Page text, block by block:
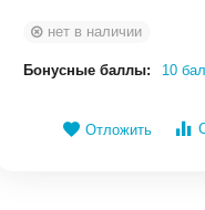
нет в наличии
Бонусные баллы: 10
Отложить